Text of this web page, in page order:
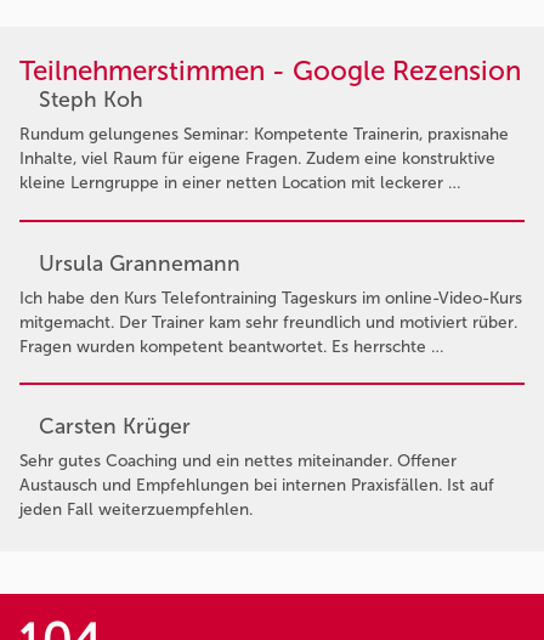
Teilnehmerstimmen - Google Rezension
Steph Koh
Rundum gelungenes Seminar: Kompetente Trainerin, praxisnahe
Inhalte, viel Raum für eigene Fragen. Zudem eine konstruktive
kleine Lerngruppe in einer netten Location mit leckerer …
Ursula Grannemann
Ich habe den Kurs Telefontraining Tageskurs im online-Video-Kurs
mitgemacht. Der Trainer kam sehr freundlich und motiviert rüber.
Fragen wurden kompetent beantwortet. Es herrschte …
Carsten Krüger
Sehr gutes Coaching und ein nettes miteinander. Offener
Austausch und Empfehlungen bei internen Praxisfällen. Ist auf
jeden Fall weiterzuempfehlen.